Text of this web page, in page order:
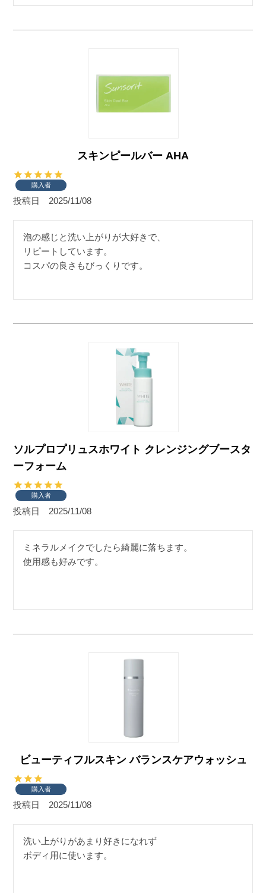
スキンピールバー AHA
購入者
投稿日 2025/11/08
泡の感じと洗い上がりが大好きで、
リピートしています。
コスパの良さもびっくりです。
ソルプロプリュスホワイト クレンジングブースタ
ーフォーム
購入者
投稿日 2025/11/08
ミネラルメイクでしたら綺麗に落ちます。
使用感も好みです。
ビューティフルスキン バランスケアウォッシュ
購入者
投稿日 2025/11/08
洗い上がりがあまり好きになれず
ボディ用に使います。